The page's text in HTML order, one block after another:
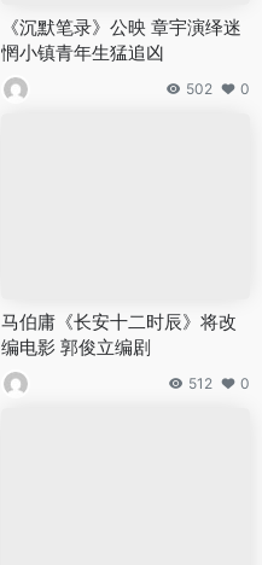
《沉默笔录》公映 章宇演绎迷
惘小镇青年生猛追凶
502 0
马伯庸《长安十二时辰》将改
编电影 郭俊立编剧
512 0